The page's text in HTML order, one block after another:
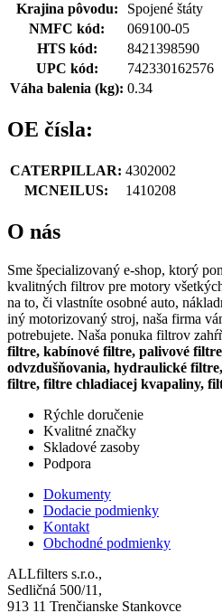
Krajina pôvodu:
Spojené štáty
NMFC kód:
069100-05
HTS kód:
8421398590
UPC kód:
742330162576
Váha balenia (kg): 0.34
OE čísla:
CATERPILLAR: 4302002
MCNEILUS:
1410208
O nás
Sme špecializovaný e-shop, ktorý
kvalitných filtrov pre motory
na to, či vlastníte osobné auto,
iný motorizovaný stroj, naša firma
potrebujete. Naša ponuka filtrov
filtre, kabínové filtre, palivové
odvzdušňovania, hydraulické
filtre, filtre chladiacej kvapaliny,
Rýchle doručenie
Kvalitné značky
Skladové zasoby
Podpora
Dokumenty
Dodacie podmienky
Kontakt
Obchodné podmienky
ALLfilters s.r.o.,
Sedličná 500/11,
913 11 Trenčianske Stankovce